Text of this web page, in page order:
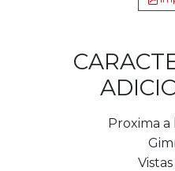
Proxima